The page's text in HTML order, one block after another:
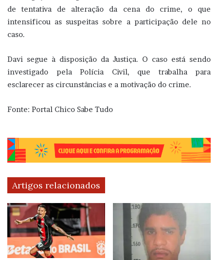
de tentativa de alteração da cena do crime, o que
intensificou as suspeitas sobre a participação dele no
caso.
Davi segue à disposição da Justiça. O caso está sendo
investigado pela Polícia Civil, que trabalha para
esclarecer as circunstâncias e a motivação do crime.
Fonte: Portal Chico Sabe Tudo
Artigos relacionados